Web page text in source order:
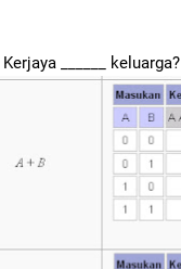
Kerjaya ______ keluarga?